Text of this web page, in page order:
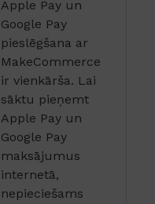
Apple Pay un
Google Pay
pieslēgšana ar
MakeCommerce
ir vienkārša. Lai
sāktu pieņemt
Apple Pay un
Google Pay
maksājumus
internetā,
nepieciešams